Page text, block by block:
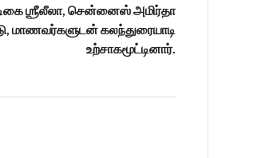
ஶ்ரீலீலா, சென்னைஸ் அமிர்தா
மாணவர்களுடன் கலந்துரையாடி
உற்சாகமூட்டினார்.